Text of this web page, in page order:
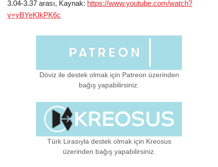
3.04-3.37 arası, Kaynak: https://www.youtube.com/watch?
v=yBYeKIkPK6c
Döviz ile destek olmak için Patreon üzerinden
bağış yapabilirsiniz.
Türk Lirasıyla destek olmak için Kreosus
üzerinden bağış yapabilirsiniz.